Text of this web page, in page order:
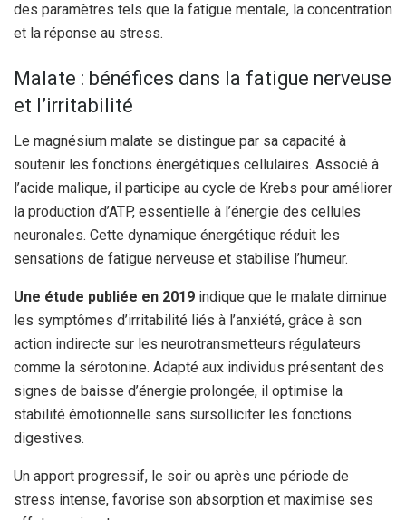
des paramètres tels que la fatigue mentale, la concentration
et la réponse au stress.
Malate : bénéfices dans la fatigue nerveuse
et l’irritabilité
Le magnésium malate se distingue par sa capacité à
soutenir les fonctions énergétiques cellulaires. Associé à
l’acide malique, il participe au cycle de Krebs pour améliorer
la production d’ATP, essentielle à l’énergie des cellules
neuronales. Cette dynamique énergétique réduit les
sensations de fatigue nerveuse et stabilise l’humeur.
Une étude publiée en 2019 indique que le malate diminue
les symptômes d’irritabilité liés à l’anxiété, grâce à son
action indirecte sur les neurotransmetteurs régulateurs
comme la sérotonine. Adapté aux individus présentant des
signes de baisse d’énergie prolongée, il optimise la
stabilité émotionnelle sans sursolliciter les fonctions
digestives.
Un apport progressif, le soir ou après une période de
stress intense, favorise son absorption et maximise ses